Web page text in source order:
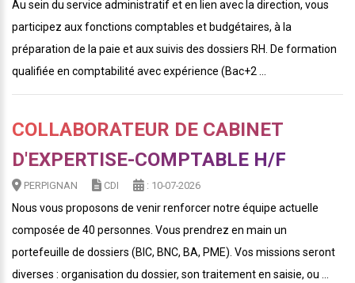
Au sein du service administratif et en lien avec la direction, vous
participez aux fonctions comptables et budgétaires, à la
préparation de la paie et aux suivis des dossiers RH. De formation
qualifiée en comptabilité avec expérience (Bac+2 ...
COLLABORATEUR DE CABINET
D'EXPERTISE-COMPTABLE H/F
PERPIGNAN CDI : 10-07-2026
Nous vous proposons de venir renforcer notre équipe actuelle
composée de 40 personnes. Vous prendrez en main un
portefeuille de dossiers (BIC, BNC, BA, PME). Vos missions seront
diverses : organisation du dossier, son traitement en saisie, ou ...